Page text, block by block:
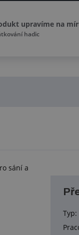
upravíme na
hadic
sání a
Typ: